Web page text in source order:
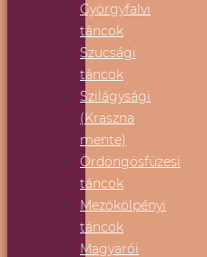
Györgyfalvi
táncok
Szucsági
táncok
Szilágysági
(Kraszna
mente)
Ördöngösfüzesi
táncok
Mezökölpényi
táncok
Magyarói